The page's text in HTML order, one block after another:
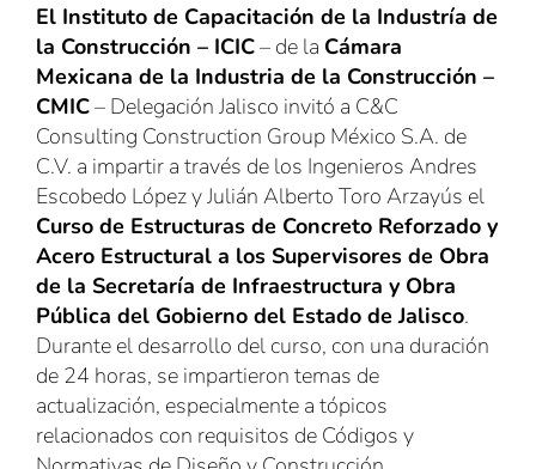
El Instituto de Capacitación de la Industría de
la Construcción – ICIC– de la Cámara
Mexicana de la Industria de la Construcción –
CMIC– Delegación Jalisco invitó a C&C
Consulting Construction Group México S.A. de
C.V. a impartir a través de los Ingenieros Andres
Escobedo López y Julián Alberto Toro Arzayús el
Curso de Estructuras de Concreto Reforzado y
Acero Estructural a los Supervisores de Obra
de la Secretaría de Infraestructura y Obra
Pública del Gobierno del Estado de Jalisco.
Durante el desarrollo del curso, con una duración
de 24 horas, se impartieron temas de
actualización, especialmente a tópicos
relacionados con requisitos de Códigos y